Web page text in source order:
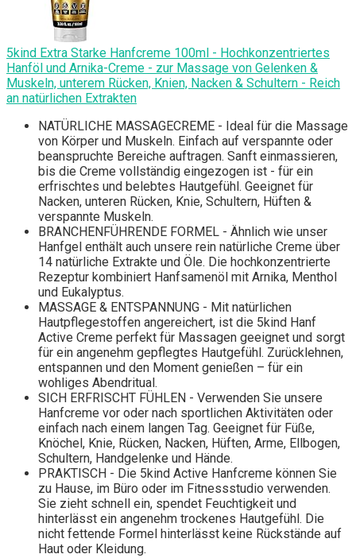
5kind Extra Starke Hanfcreme 100ml - Hochkonzentriertes
Hanföl und Arnika-Creme - zur Massage von Gelenken &
Muskeln, unterem Rücken, Knien, Nacken & Schultern - Reich
an natürlichen Extrakten
NATÜRLICHE MASSAGECREME - Ideal für die Massage
von Körper und Muskeln. Einfach auf verspannte oder
beanspruchte Bereiche auftragen. Sanft einmassieren,
bis die Creme vollständig eingezogen ist - für ein
erfrischtes und belebtes Hautgefühl. Geeignet für
Nacken, unteren Rücken, Knie, Schultern, Hüften &
verspannte Muskeln.
BRANCHENFÜHRENDE FORMEL - Ähnlich wie unser
Hanfgel enthält auch unsere rein natürliche Creme über
14 natürliche Extrakte und Öle. Die hochkonzentrierte
Rezeptur kombiniert Hanfsamenöl mit Arnika, Menthol
und Eukalyptus.
MASSAGE & ENTSPANNUNG - Mit natürlichen
Hautpflegestoffen angereichert, ist die 5kind Hanf
Active Creme perfekt für Massagen geeignet und sorgt
für ein angenehm gepflegtes Hautgefühl. Zurücklehnen,
entspannen und den Moment genießen – für ein
wohliges Abendritual.
SICH ERFRISCHT FÜHLEN - Verwenden Sie unsere
Hanfcreme vor oder nach sportlichen Aktivitäten oder
einfach nach einem langen Tag. Geeignet für Füße,
Knöchel, Knie, Rücken, Nacken, Hüften, Arme, Ellbogen,
Schultern, Handgelenke und Hände.
PRAKTISCH - Die 5kind Active Hanfcreme können Sie
zu Hause, im Büro oder im Fitnessstudio verwenden.
Sie zieht schnell ein, spendet Feuchtigkeit und
hinterlässt ein angenehm trockenes Hautgefühl. Die
nicht fettende Formel hinterlässt keine Rückstände auf
Haut oder Kleidung.